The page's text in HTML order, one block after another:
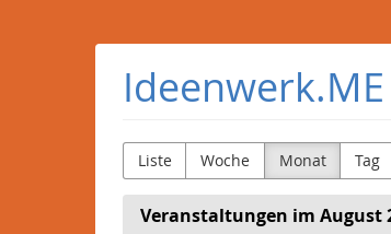
Ideenwerk.ME
Liste Woche Monat Tag
Veranstaltungen im August